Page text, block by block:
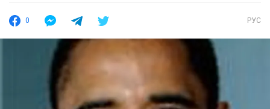
0 РУС